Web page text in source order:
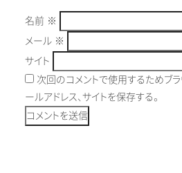
名前 ※
メール ※
サイト
次回のコメントで使用するためブ
ールアドレス、サイトを保存する。